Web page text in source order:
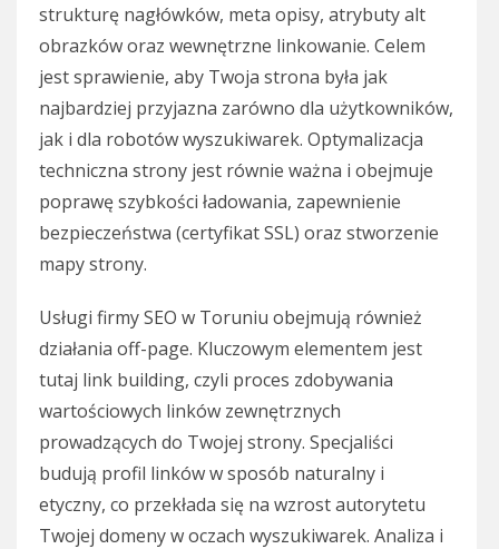
strukturę nagłówków, meta opisy, atrybuty alt
obrazków oraz wewnętrzne linkowanie. Celem
jest sprawienie, aby Twoja strona była jak
najbardziej przyjazna zarówno dla użytkowników,
jak i dla robotów wyszukiwarek. Optymalizacja
techniczna strony jest równie ważna i obejmuje
poprawę szybkości ładowania, zapewnienie
bezpieczeństwa (certyfikat SSL) oraz stworzenie
mapy strony.
Usługi firmy SEO w Toruniu obejmują również
działania off-page. Kluczowym elementem jest
tutaj link building, czyli proces zdobywania
wartościowych linków zewnętrznych
prowadzących do Twojej strony. Specjaliści
budują profil linków w sposób naturalny i
etyczny, co przekłada się na wzrost autorytetu
Twojej domeny w oczach wyszukiwarek. Analiza i